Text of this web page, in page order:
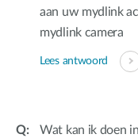
aan uw mydlink
mydlink camera
Lees antwoord
Wat kan ik doen